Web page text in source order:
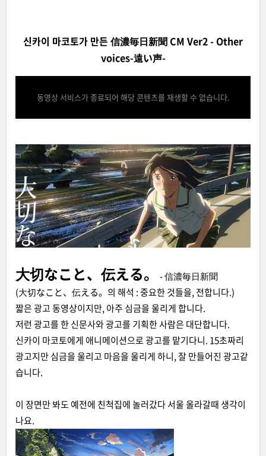
신카이 마코토가 만든 信濃毎日新聞 CM Ver2 - Other
voices-遠い声-
동영상 서비스가 종료되어 해당 콘텐츠를 재생할 수 없습니다.
大切なこと、伝える。
- 信濃毎日新聞
(大切なこと、伝える。의 해석 : 중요한 것들을, 전합니다.)
짧은 광고 동영상이지만, 아주 심금을 울리게 합니다.
저런 광고를 한 신문사와 광고를 기획한 사람은 대단합니다.
신카이 마코토에게 애니메이션으로 광고를 맡기다니. 15초짜리
광고지만 심금을 울리고 마음을 울리게 하니, 잘 만들어진 광고같
습니다.
이 장면만 봐도 예전에 친척집에 놀러갔다 서울 올라갈때 생각이
나요.